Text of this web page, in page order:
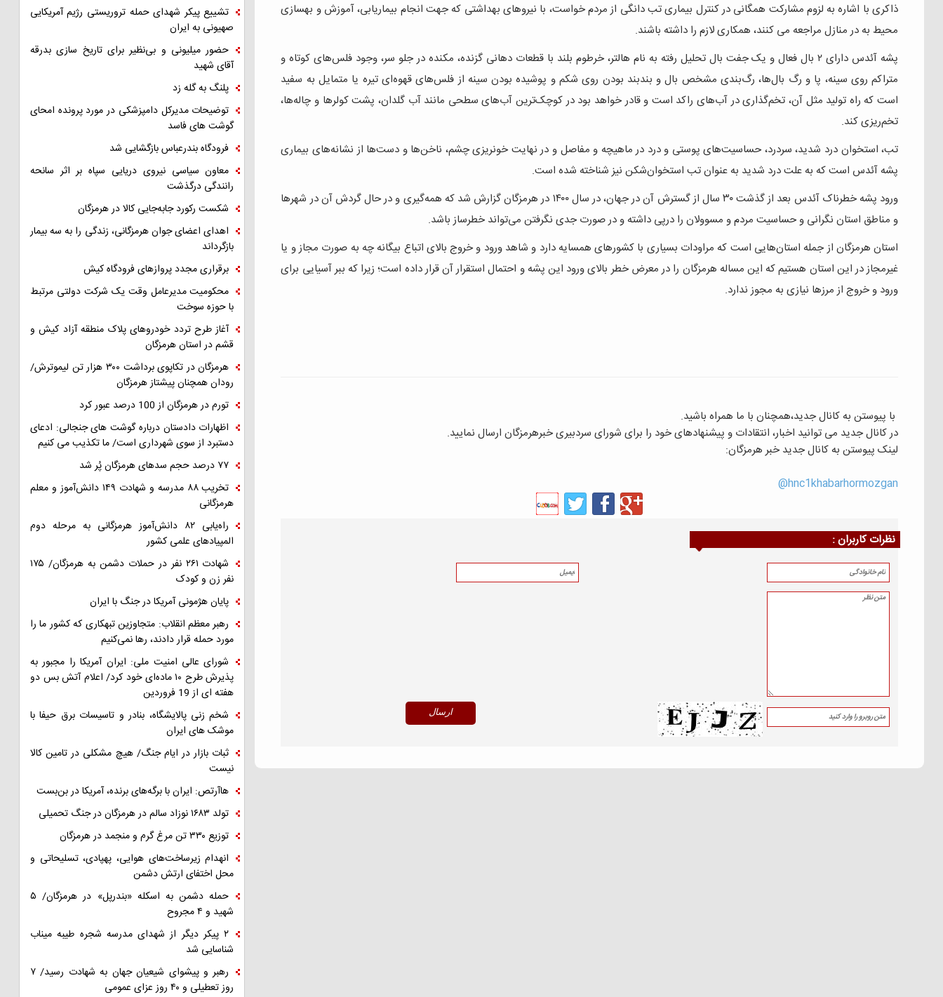
ذاکری با اشاره به لزوم مشارکت همگانی در کنترل بیماری تب دانگی از مردم خواست، با نیروهای بهداشتی که جهت انجام بیماریابی، آموزش و بهسازی
محیط به در منازل مراجعه می کنند، همکاری لازم را داشته باشند.
پشه آئدس دارای ۲ بال فعال و یک جفت بال تحلیل رفته به نام هالتر، خرطوم بلند با قطعات دهانی گزنده، مکنده در جلو سر، وجود فلس‌های کوتاه و
متراکم روی سینه، پا و رگ بال‌ها، رگ‌بندی مشخص بال و بندبند بودن روی شکم و پوشیده بودن سینه از فلس‌های قهوه‌ای تیره یا متمایل به سفید
است که راه تولید مثل آن، تخم‌گذاری در آب‌های راکد است و قادر خواهد بود در کوچک‌ترین آب‌های سطحی مانند آب گلدان، پشت کولرها و چاله‌ها،
تخم‌ریزی کند.
تب، استخوان درد شدید، سردرد، حساسیت‌های پوستی و درد در ماهیچه و مفاصل و در نهایت خونریزی چشم، ناخن‌ها و دست‌ها از نشانه‌های بیماری
پشه آئدس است که به علت درد شدید به عنوان تب استخوان‌شکن نیز شناخته شده است.
ورود پشه خطرناک آئدس بعد از گذشت ۳۰ سال از گسترش آن در جهان، در سال ۱۴۰۰ در هرمزگان گزارش شد که همه‌گیری و در حال گردش آن در شهرها
و مناطق استان نگرانی و حساسیت مردم و مسوولان را درپی داشته و در صورت جدی نگرفتن می‌تواند خطرساز باشد.
استان هرمزگان از جمله استان‌هایی است که مراودات بسیاری با کشورهای همسایه دارد و شاهد ورود و خروج بالای اتباع بیگانه چه به صورت مجاز و یا
غیرمجاز در این استان هستیم که این مساله هرمزگان را در معرض خطر بالای ورود این پشه و احتمال استقرار آن قرار داده است؛ زیرا که ببر آسیایی برای
ورود و خروج از مرزها نیازی به مجوز ندارد.
با پیوستن به کانال جدید،همچنان با ما همراه باشید.
در کانال جدید می توانید اخبار، انتقادات و پیشنهادهای خود را برای شورای سردبیری خبرهرمزگان ارسال نمایید.
لینک پیوستن به کانال جدید خبر هرمزگان:
hnc1khabarhormozgan@
نظرات كاربران :
تشییع پیکر شهدای حمله تروریستی رژیم آمریکایی
صهیونی به ایران
حضور میلیونی و بی‌نظیر برای تاریخ سازی بدرقه
آقای شهید
پلنگ به گله زد
توضیحات مدیرکل دامپزشکی در مورد پرونده امحای
گوشت های فاسد
فرودگاه بندرعباس بازگشایی شد
معاون سیاسی نیروی دریایی سپاه بر اثر سانحه
رانندگی درگذشت
شکست رکورد جابه‌جایی کالا در هرمزگان
اهدای اعضای جوان هرمزگانی، زندگی را به سه بیمار
بازگرداند
برقراری مجدد پروازهای فرودگاه کیش
محکومیت مدیرعامل وقت یک شرکت دولتی مرتبط
با حوزه سوخت
آغاز طرح تردد خودروهای پلاک منطقه آزاد کیش و
قشم در استان هرمزگان
هرمزگان در تکاپوی برداشت ۳۰۰ هزار تن لیموترش/
رودان همچنان پیشتاز هرمزگان
تورم در هرمزگان از 100 درصد عبور کرد
اظهارات دادستان درباره گوشت های جنجالی: ادعای
دستبرد از سوی شهرداری است/ ما تکذیب می کنیم
۷۷ درصد حجم سدهای هرمزگان پُر شد
تخریب ۸۸ مدرسه و شهادت ۱۴۹ دانش‌آموز و معلم
هرمزگانی
راه‌یابی ۸۲ دانش‌آموز هرمزگانی به مرحله دوم
المپیادهای علمی کشور
شهادت ۲۶۱ نفر در حملات دشمن به هرمزگان/ ۱۷۵
نفر زن و کودک
پایان هژمونی آمریکا در جنگ با ایران
رهبر معظم انقلاب: متجاوزین تبهکاری که کشور ما را
مورد حمله قرار دادند، رها نمی‌کنیم
شورای عالی امنیت ملی: ایران آمریکا را مجبور به
پذیرش طرح ۱۰ ماده‌ای خود کرد/ اعلام آتش بس دو
هفته ای از 19 فروردین
شخم زنی پالایشگاه، بنادر و تاسیسات برق حیفا با
موشک های ایران
ثبات بازار در ایام جنگ/ هیچ مشکلی در تامین کالا
نیست
هاآرتص: ایران با برگه‌های برنده، آمریکا در بن‌بست
تولد ۱۶۸۳ نوزاد سالم در هرمزگان در جنگ تحمیلی
توزیع ۳۳۰ تن مرغ گرم و منجمد در هرمزگان
انهدام زیرساخت‌های هوایی، پهپادی، تسلیحاتی و
محل اختفای ارتش دشمن
حمله دشمن به اسکله «بندرپل» در هرمزگان/ ۵
شهید و ۴ مجروح
۲ پیکر دیگر از شهدای مدرسه شجره طیبه میناب
شناسایی شد
رهبر و پیشوای شیعیان جهان به شهادت رسید/ ۷
روز تعطیلی و ۴۰ روز عزای عمومی